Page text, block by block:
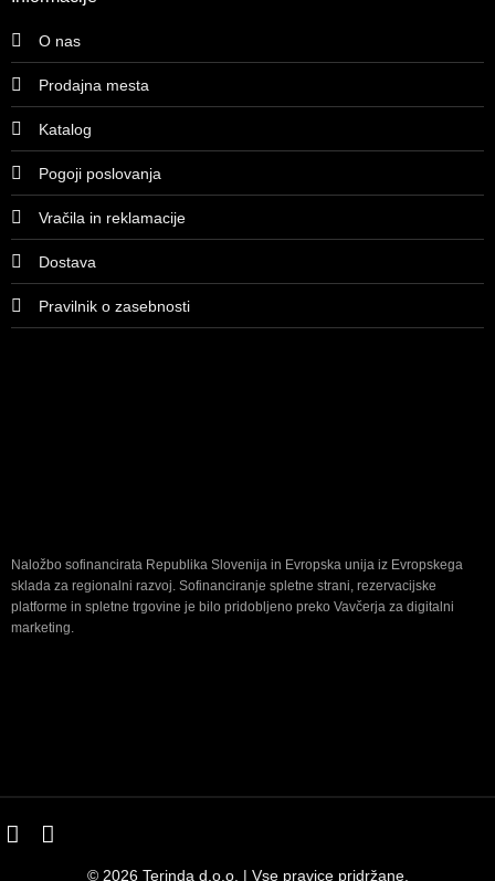
O nas
Prodajna mesta
Katalog
Pogoji poslovanja
Vračila in reklamacije
Dostava
Pravilnik o zasebnosti
Naložbo sofinancirata Republika Slovenija in Evropska unija iz Evropskega
sklada za regionalni razvoj. Sofinanciranje spletne strani, rezervacijske
platforme in spletne trgovine je bilo pridobljeno preko Vavčerja za digitalni
marketing.
© 2026 Terinda d.o.o. | Vse pravice pridržane.